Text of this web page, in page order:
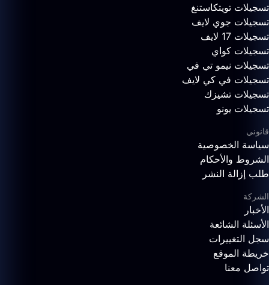
تسجيلات تويتكاستنغ
تسجيلات جوي لايف
تسجيلات 17 لايف
تسجيلات كواي
تسجيلات نيمو تي في
تسجيلات في كي لايف
تسجيلات تشيزك
تسجيلات يونو
قانوني
سياسة الخصوصية
الشروط والأحكام
طلب إزالة النشر
الشركة
الأخبار
الأسئلة الشائعة
سجل التغييرات
خريطة الموقع
تواصل معنا